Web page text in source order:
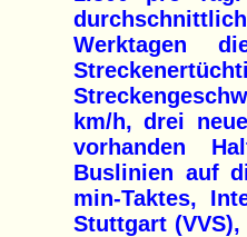
Werktagen
km/h, drei
vorhanden
Buslinien auf
min-Taktes,
Stuttgart